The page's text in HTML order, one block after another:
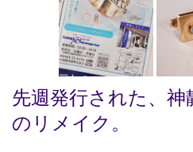
先週発行された、
のリメイク。